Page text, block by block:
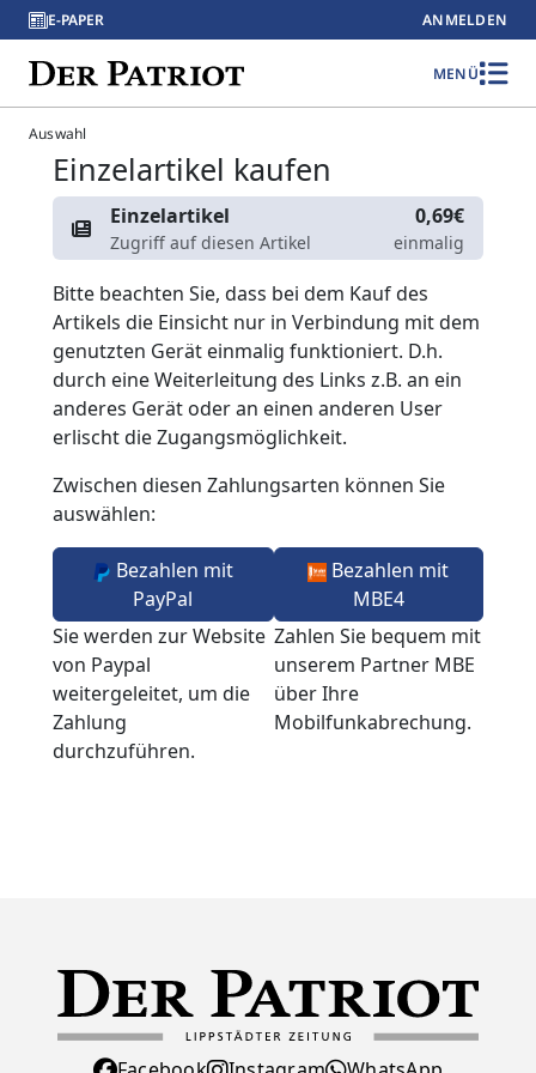
E-PAPER ANMELDEN
MENÜ
Auswahl
Einzelartikel kaufen
Einzelartikel
Zugriff auf diesen Artikel
0,69€
einmalig
Bitte beachten Sie, dass bei dem Kauf des
Artikels die Einsicht nur in Verbindung mit dem
genutzten Gerät einmalig funktioniert. D.h.
durch eine Weiterleitung des Links z.B. an ein
anderes Gerät oder an einen anderen User
erlischt die Zugangsmöglichkeit.
Zwischen diesen Zahlungsarten können Sie
auswählen:
Bezahlen mit
PayPal
Sie werden zur Website
von Paypal
weitergeleitet, um die
Zahlung
durchzuführen.
Bezahlen mit
MBE4
Zahlen Sie bequem mit
unserem Partner MBE
über Ihre
Mobilfunkabrechung.